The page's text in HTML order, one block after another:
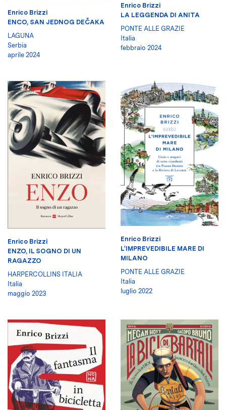
Enrico Brizzi
ENCO, SAN JEDNOG DEČAKA
LAGUNA
Serbia
aprile 2024
Enrico Brizzi
LA LEGGENDA DI ANITA
PONTE ALLE GRAZIE
Italia
febbraio 2024
Enrico Brizzi
ENZO, IL SOGNO DI UN
RAGAZZO
HARPERCOLLINS ITALIA
Italia
maggio 2023
Enrico Brizzi
L'IMPREVEDIBILE MARE DI
MILANO
PONTE ALLE GRAZIE
Italia
luglio 2022